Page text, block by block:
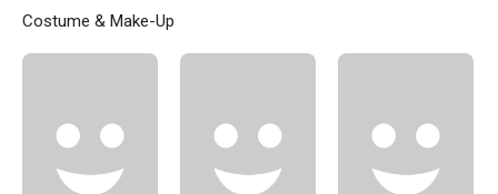
Costume & Make-Up